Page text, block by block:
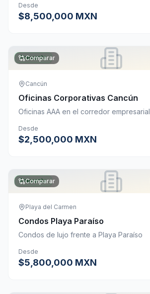
Desde
$8,500,000 MXN
Preventa
Comparar
Cancún
Oficinas Corporativas Cancún
Oficinas AAA en el corredor empresarial
Desde
$2,500,000 MXN
Preventa
Comparar
Playa del Carmen
Condos Playa Paraíso
Condos de lujo frente a Playa Paraíso
Desde
$5,800,000 MXN